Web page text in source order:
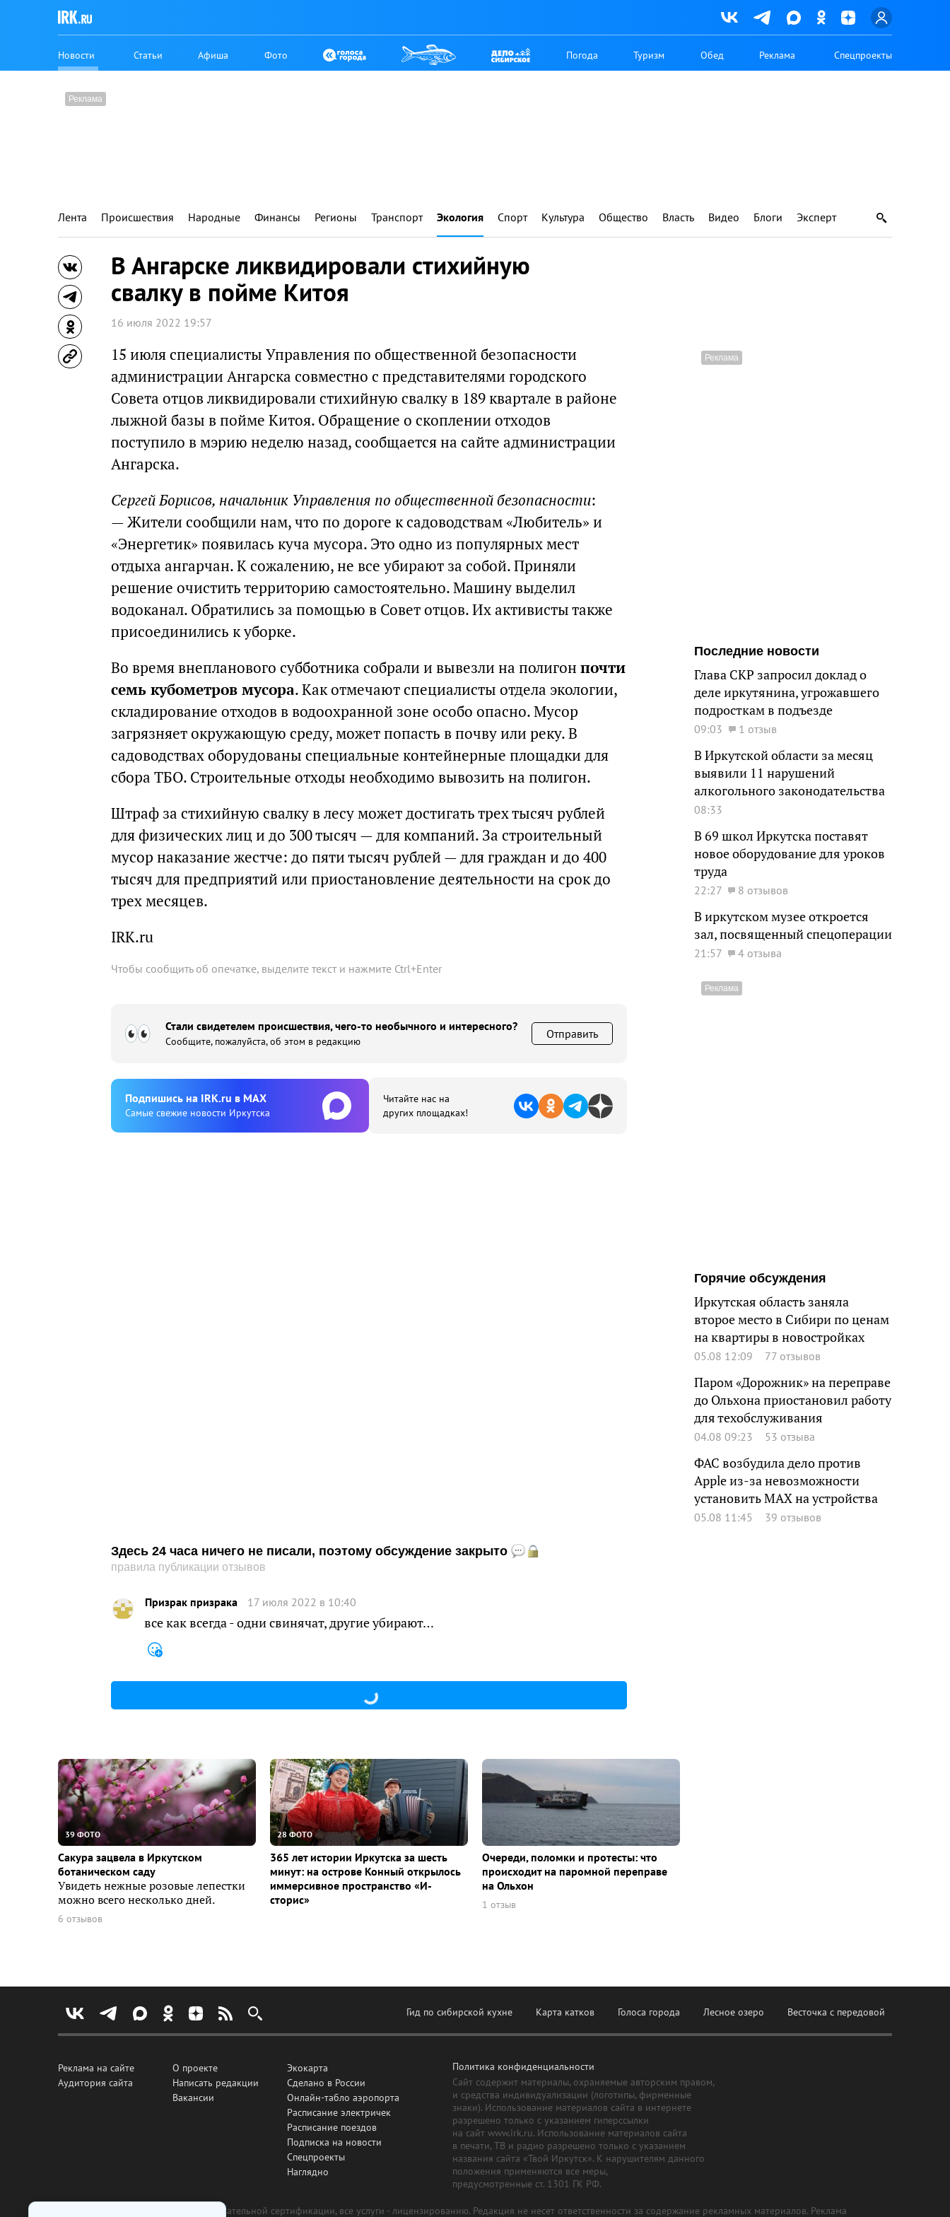
Новости Статьи Афиша Фото Погода Туризм Обед Реклама Спецпроекты
Лента Происшествия Народные Финансы Регионы Транспорт Экология Спорт Культура Общество Власть Видео Блоги Эксперт
В Ангарске ликвидировали стихийную
свалку в пойме Китоя
16 июля 2022 19:57
15 июля специалисты Управления по общественной безопасности
администрации Ангарска совместно с представителями городского
Совета отцов ликвидировали стихийную свалку в 189 квартале в районе
лыжной базы в пойме Китоя. Обращение о скоплении отходов
поступило в мэрию неделю назад, сообщается на сайте администрации
Ангарска.
Сергей Борисов, начальник Управления по общественной безопасности:
— Жители сообщили нам, что по дороге к садоводствам «Любитель» и
«Энергетик» появилась куча мусора. Это одно из популярных мест
отдыха ангарчан. К сожалению, не все убирают за собой. Приняли
решение очистить территорию самостоятельно. Машину выделил
водоканал. Обратились за помощью в Совет отцов. Их активисты также
присоединились к уборке.
Во время внепланового субботника собрали и вывезли на полигон почти
семь кубометров мусора. Как отмечают специалисты отдела экологии,
складирование отходов в водоохранной зоне особо опасно. Мусор
загрязняет окружающую среду, может попасть в почву или реку. В
садоводствах оборудованы специальные контейнерные площадки для
сбора ТБО. Строительные отходы необходимо вывозить на полигон.
Штраф за стихийную свалку в лесу может достигать трех тысяч рублей
для физических лиц и до 300 тысяч — для компаний. За строительный
мусор наказание жестче: до пяти тысяч рублей — для граждан и до 400
тысяч для предприятий или приостановление деятельности на срок до
трех месяцев.
IRK.ru
Чтобы сообщить об опечатке, выделите текст и нажмите Ctrl+Enter
Стали свидетелем происшествия, чего-то необычного и интересного?
Сообщите, пожалуйста, об этом в редакцию
Отправить
Подпишиcь на IRK.ru в MAX
Cамые свежие новости Иркутска
Читайте нас на
других площадках!
Здесь 24 часа ничего не писали, поэтому обсуждение закрыто
правила публикации отзывов
Призрак призрака 17 июля 2022 в 10:40
все как всегда - одни свинячат, другие убирают…
Последние новости
Глава СКР запросил доклад о
деле иркутянина, угрожавшего
подросткам в подъезде
09:03 1 отзыв
В Иркутской области за месяц
выявили 11 нарушений
алкогольного законодательства
08:33
В 69 школ Иркутска поставят
новое оборудование для уроков
труда
22:27 8 отзывов
В иркутском музее откроется
зал, посвященный спецоперации
21:57 4 отзыва
Горячие обсуждения
Иркутская область заняла
второе место в Сибири по ценам
на квартиры в новостройках
05.08 12:09 77 отзывов
Паром «Дорожник» на переправе
до Ольхона приостановил работу
для техобслуживания
04.08 09:23 53 отзыва
ФАС возбудила дело против
Apple из-за невозможности
установить MAX на устройства
05.08 11:45 39 отзывов
39 ФОТО
Сакура зацвела в Иркутском
ботаническом саду
Увидеть нежные розовые лепестки
можно всего несколько дней.
6 отзывов
28 ФОТО
365 лет истории Иркутска за шесть
минут: на острове Конный открылось
иммерсивное пространство «И-
сторис»
Очереди, поломки и протесты: что
происходит на паромной переправе
на Ольхон
1 отзыв
Гид по сибирской кухне Карта катков Голоса города Лесное озеро Весточка с передовой
Реклама на сайте
Аудитория сайта
О проекте
Написать редакции
Вакансии
Экокарта
Сделано в России
Онлайн-табло аэропорта
Расписание электричек
Расписание поездов
Подписка на новости
Спецпроекты
Наглядно
Политика конфиденциальности
Сайт содержит материалы, охраняемые авторским правом,
и средства индивидуализации (логотипы, фирменные
знаки). Использование материалов сайта в интернете
разрешено только с указанием гиперссылки
на сайт www.irk.ru. Использование материалов сайта
в печати, ТВ и радио разрешено только с указанием
названия сайта «Твой Иркутск». К нарушителям данного
положения применяются все меры,
предусмотренные ст. 1301 ГК РФ.
Все рекламные товары подлежат обязательной сертификации, все услуги - лицензированию. Редакция не несет ответственности за содержание рекламных материалов. Реклама